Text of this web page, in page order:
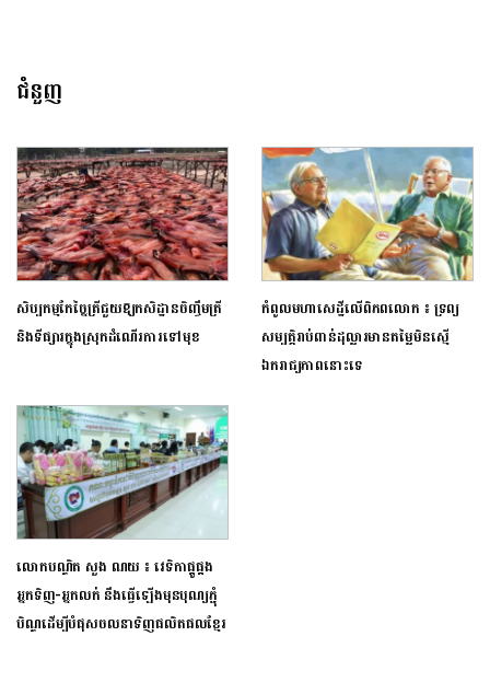
ជំនួញ
សិប្បកម្មកែច្នៃត្រីជួយឱ្យកសិដ្ឋានចិញ្ចឹមត្រី
និងទីផ្សារក្នុងស្រុកដំណើរការទៅមុខ
កំពូលមហាសេដ្ឋីលើពិភពលោក ៖ ទ្រព្យ
សម្បត្តិរាប់ពាន់ដុល្លារមានតម្លៃមិនស្មើ
ឯករាជ្យភាពនោះទេ
លោកបណ្ឌិត សួង ណយ ៖ វេទិកាផ្គូផ្គង
អ្នកទិញ-អ្នកលក់ នឹងធ្វើឡើងមុនបុណ្យភ្ជុំ
បិណ្ឌដើម្បី​បំផុស​ចលនាទិញផលិតផលខ្មែរ